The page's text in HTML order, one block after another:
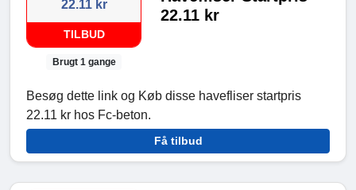
22.11 kr
TILBUD
Brugt 1 gange
22.11 kr
Besøg dette link og Køb disse havefliser startpris
22.11 kr hos Fc-beton.
Få tilbud